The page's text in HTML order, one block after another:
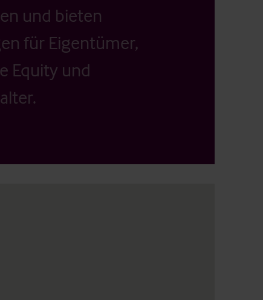
und bieten
für Eigentümer,
Equity und